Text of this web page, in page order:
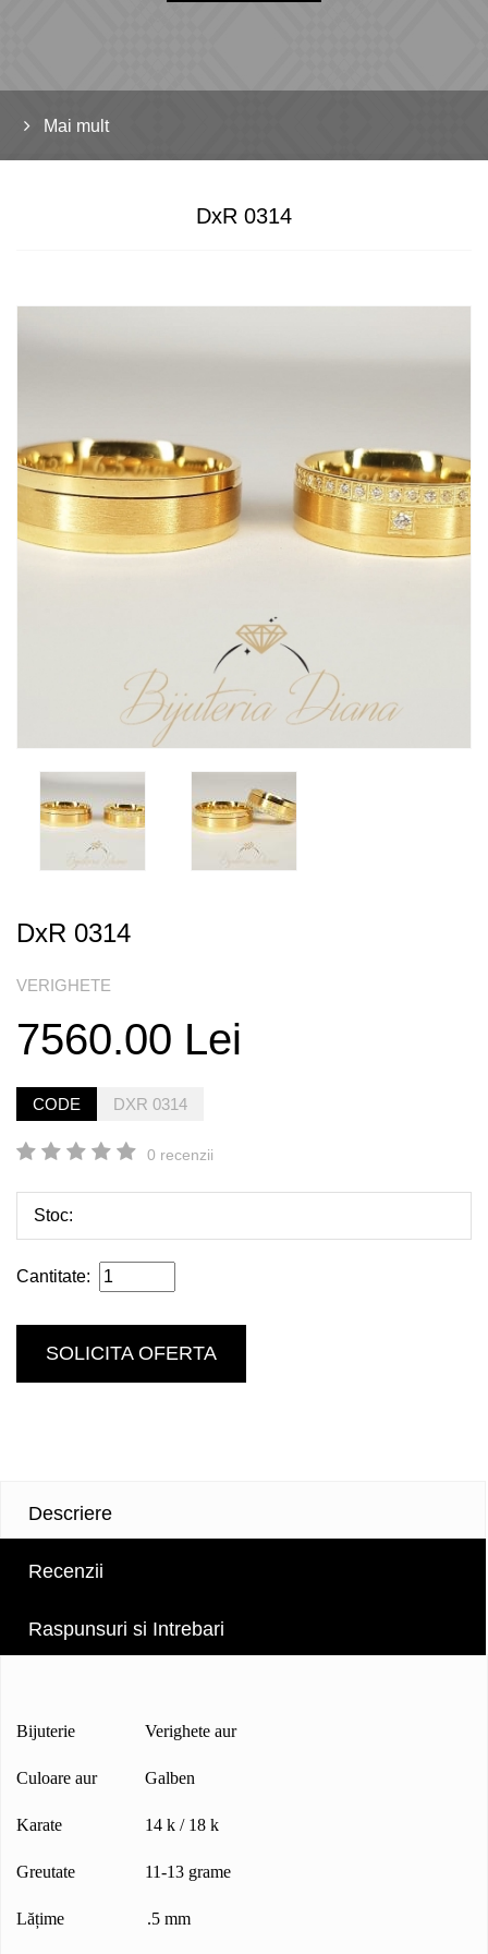
Mai mult
DxR 0314
DxR 0314
VERIGHETE
7560.00 Lei
CODE DXR 0314
0 recenzii
Stoc:
Cantitate:
SOLICITA OFERTA
Descriere
Recenzii
Raspunsuri si Intrebari
Bijuterie Verighete aur
Culoare aur Galben
Karate 14 k / 18 k
Greutate 11-13 grame
Lățime .5 mm